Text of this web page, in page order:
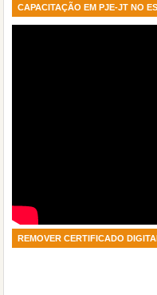
CAPACITAÇÃO EM PJE-JT NO ES
REMOVER CERTIFICADO